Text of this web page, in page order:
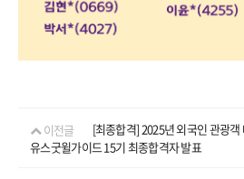
이전글
[최종합격] 2025년 외국인 관광
유스굿윌가이드 15기 최종합격자 발표